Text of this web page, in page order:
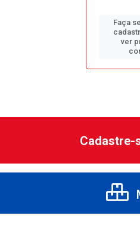
Faça
ver
Cadastre-